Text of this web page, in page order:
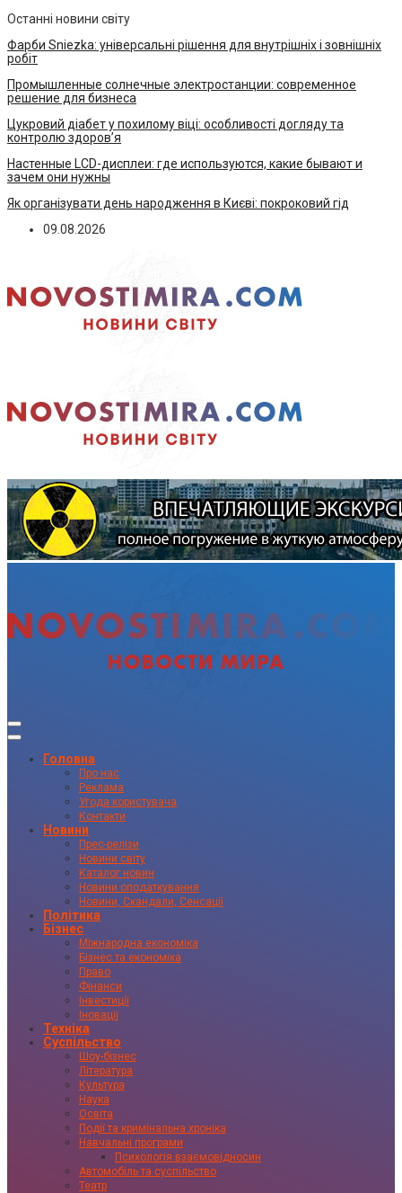
Останні новини світу
Фарби Sniezka: універсальні рішення для внутрішніх і зовнішніх
робіт
Промышленные солнечные электростанции: современное
решение для бизнеса
Цукровий діабет у похилому віці: особливості догляду та
контролю здоров’я
Настенные LCD-дисплеи: где используются, какие бывают и
зачем они нужны
Як організувати день народження в Києві: покроковий гід
09.08.2026
Головна
Про нас
Реклама
Угода користувача
Контакти
Новини
Прес-релізи
Новини світу
Каталог новин
Новини оподаткування
Новини, Скандали, Сенсації
Політика
Бізнес
Міжнародна економіка
Бізнес та економіка
Право
Фінанси
Інвестиції
Іновації
Техніка
Суспільство
Шоу-бізнес
Література
Культура
Наука
Освіта
Події та кримінальна хроніка
Навчальні програми
Психологія взаємовідносин
Автомобіль та суспільство
Театр